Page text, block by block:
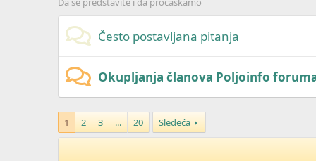
Često postavljana pitanja
Okupljanja članova Poljoinfo
1 2 3 ... 20 Sledeća